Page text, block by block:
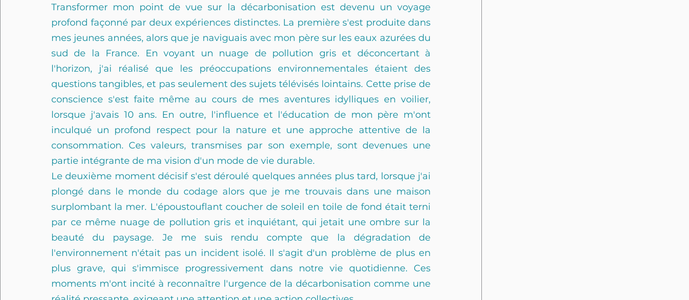
Transformer mon point de vue sur la décarbonisation est devenu un voyage
profond façonné par deux expériences distinctes. La première s'est produite dans
mes jeunes années, alors que je naviguais avec mon père sur les eaux azurées du
sud de la France. En voyant un nuage de pollution gris et déconcertant à
l'horizon, j'ai réalisé que les préoccupations environnementales étaient des
questions tangibles, et pas seulement des sujets télévisés lointains. Cette prise de
conscience s'est faite même au cours de mes aventures idylliques en voilier,
lorsque j'avais 10 ans. En outre, l'influence et l'éducation de mon père m'ont
inculqué un profond respect pour la nature et une approche attentive de la
consommation. Ces valeurs, transmises par son exemple, sont devenues une
partie intégrante de ma vision d'un mode de vie durable.
Le deuxième moment décisif s'est déroulé quelques années plus tard, lorsque j'ai
plongé dans le monde du codage alors que je me trouvais dans une maison
surplombant la mer. L'époustouflant coucher de soleil en toile de fond était terni
par ce même nuage de pollution gris et inquiétant, qui jetait une ombre sur la
beauté du paysage. Je me suis rendu compte que la dégradation de
l'environnement n'était pas un incident isolé. Il s'agit d'un problème de plus en
plus grave, qui s'immisce progressivement dans notre vie quotidienne. Ces
moments m'ont incité à reconnaître l'urgence de la décarbonisation comme une